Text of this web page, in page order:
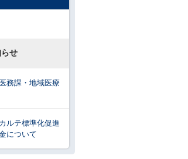
せ
務課・地域医療
ルテ標準化促進
について